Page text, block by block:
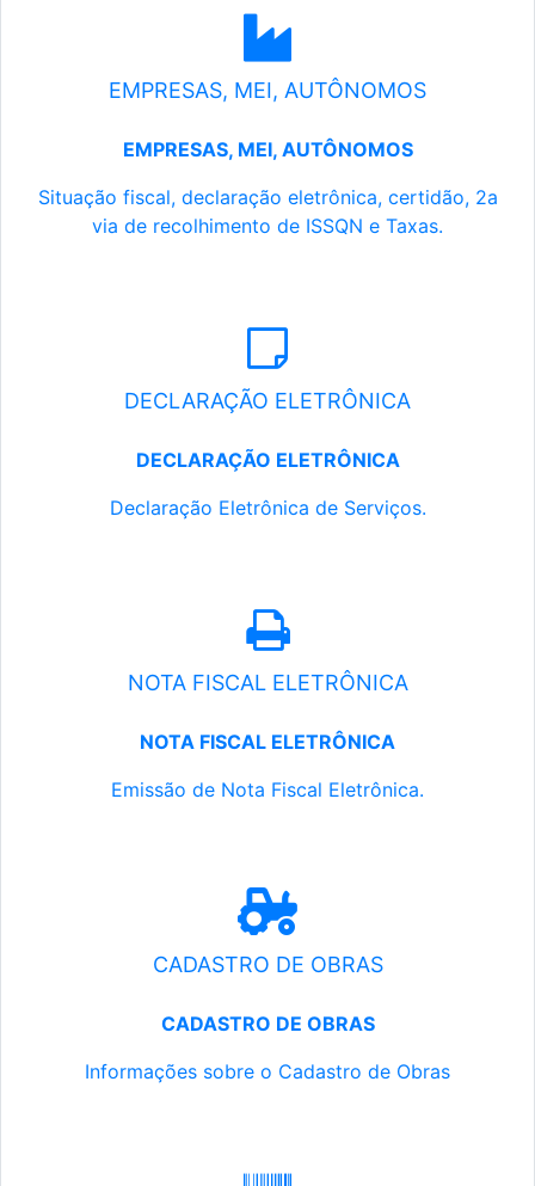
EMPRESAS, MEI, AUTÔNOMOS
EMPRESAS, MEI, AUTÔNOMOS
Situação fiscal, declaração eletrônica, certidão, 2a
via de recolhimento de ISSQN e Taxas.
DECLARAÇÃO ELETRÔNICA
DECLARAÇÃO ELETRÔNICA
Declaração Eletrônica de Serviços.
NOTA FISCAL ELETRÔNICA
NOTA FISCAL ELETRÔNICA
Emissão de Nota Fiscal Eletrônica.
CADASTRO DE OBRAS
CADASTRO DE OBRAS
Informações sobre o Cadastro de Obras